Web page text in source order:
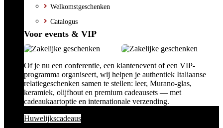
Welkomstgeschenken
Catalogus
Voor events & VIP
Of je nu een conferentie, een klantenevent of een VIP-
programma organiseert, wij helpen je authentiek Italiaanse
relatiegeschenken samen te stellen: leer, Murano-glas,
keramiek, olijfhout en premium cadeausets — met
cadeaukaartoptie en internationale verzending.
Huwelijkscadeaus